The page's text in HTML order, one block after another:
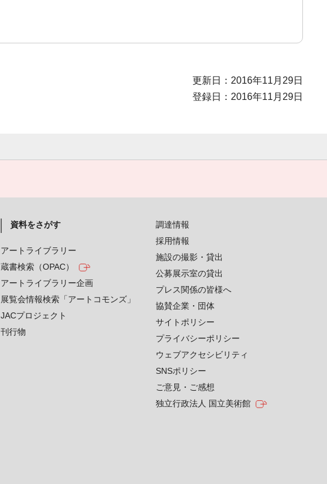
更新日：2016年11月29日
登録日：2016年11月29日
資料をさがす
アートライブラリー
蔵書検索（OPAC）
アートライブラリー企画
展覧会情報検索「アートコモンズ」
JACプロジェクト
刊行物
調達情報
採用情報
施設の撮影・貸出
公募展示室の貸出
プレス関係の皆様へ
協賛企業・団体
サイトポリシー
プライバシーポリシー
ウェブアクセシビリティ
SNSポリシー
ご意見・ご感想
独立行政法人 国立美術館